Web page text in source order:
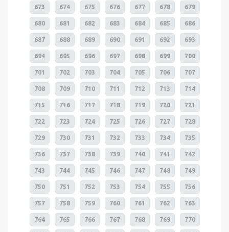
673 674 675 676 677 678 679
680 681 682 683 684 685 686
687 688 689 690 691 692 693
694 695 696 697 698 699 700
701 702 703 704 705 706 707
708 709 710 711 712 713 714
715 716 717 718 719 720 721
722 723 724 725 726 727 728
729 730 731 732 733 734 735
736 737 738 739 740 741 742
743 744 745 746 747 748 749
750 751 752 753 754 755 756
757 758 759 760 761 762 763
764 765 766 767 768 769 770